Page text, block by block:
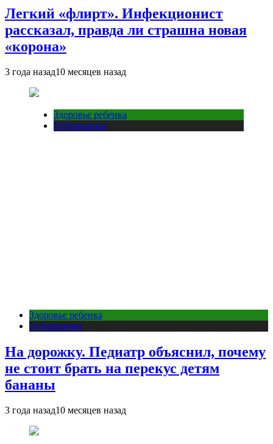
Легкий «флирт». Инфекционист
рассказал, правда ли страшна новая
«корона»
3 года назад10 месяцев назад
Здоровье ребенка
Публикации
Здоровье ребенка
Публикации
На дорожку. Педиатр объяснил, почему
не стоит брать на перекус детям
бананы
3 года назад10 месяцев назад